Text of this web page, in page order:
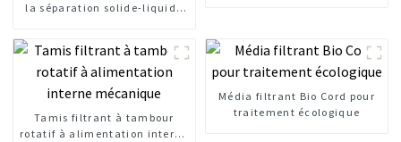
la séparation solide-liquide
Tamis filtrant à tambour
rotatif à alimentation interne
Média filtrant Bio Cord pour
traitement écologique